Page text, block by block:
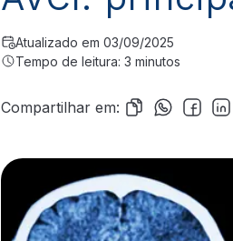
Atualizado em 03/09/2025
Tempo de leitura: 3 minutos
Compartilhar em: